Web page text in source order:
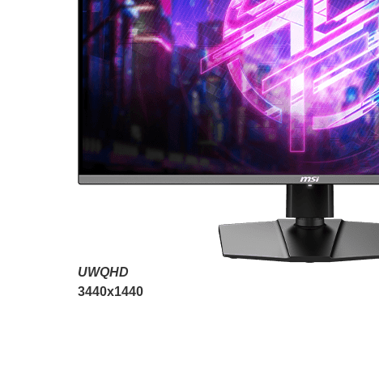
UWQHD
3440x1440